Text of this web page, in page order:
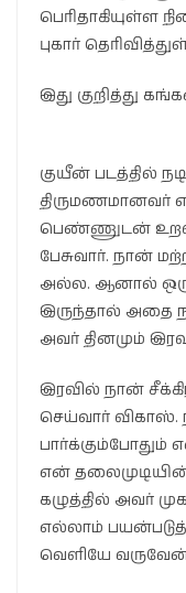
பெரிதாகியுள்ள
புகார்
இது குறித்து
குயீன் படத்தில்
திருமணமானவர்
பெண்ணுடன்
பேசுவார். நான்
அல்ல. ஆனால்
இருந்தால் அதை
அவர் தினமும்
இரவில் நான்
செய்வார்
பார்க்கும்போதும்
என்
கழுத்தில் அவர்
எல்லாம்
வெளியே